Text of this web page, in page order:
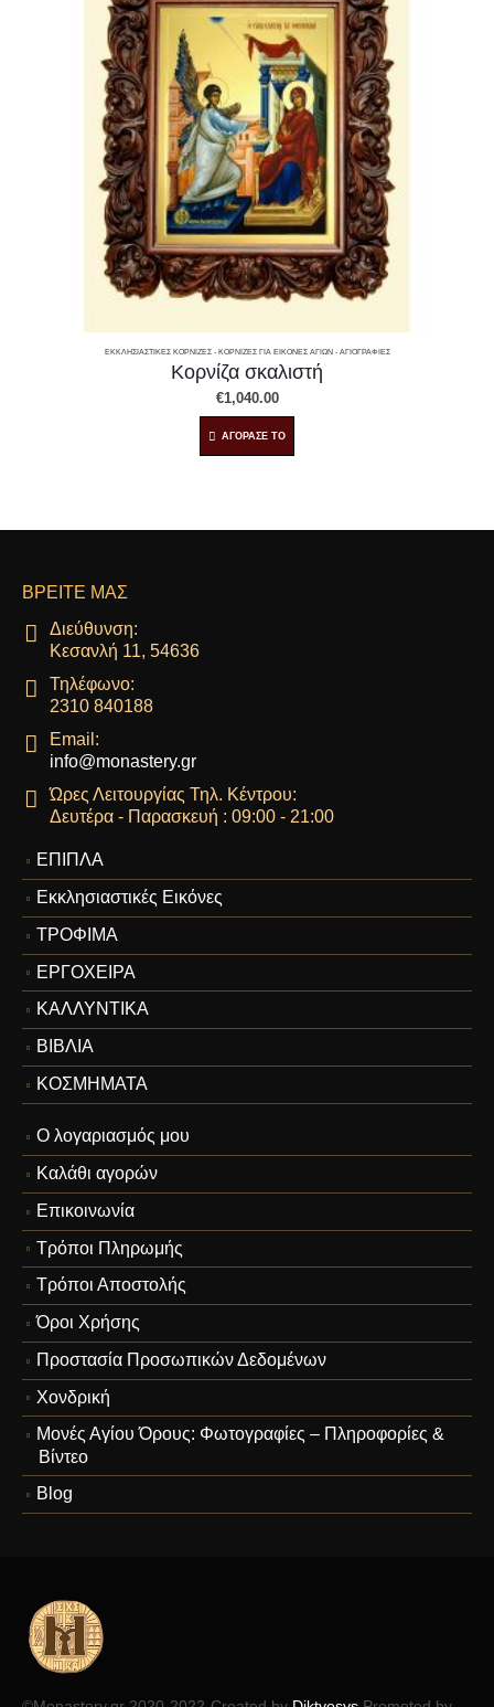
ΕΚΚΛΗΣΙΑΣΤΙΚΈΣ ΚΟΡΝΊΖΕΣ - ΚΟΡΝΊΖΕΣ ΓΙΑ ΕΙΚΌΝΕΣ ΑΓΊΩΝ - ΑΓΙΟΓΡΑΦΊΕΣ
Κορνίζα σκαλιστή
€1,040.00
ΑΓΟΡΑΣΕ ΤΟ
ΒΡΕΊΤΕ ΜΑΣ
Διεύθυνση:
Κεσανλή 11, 54636
Τηλέφωνο:
2310 840188
Email:
info@monastery.gr
Ώρες Λειτουργίας Τηλ. Κέντρου:
Δευτέρα - Παρασκευή : 09:00 - 21:00
ΕΠΙΠΛΑ
Εκκλησιαστικές Εικόνες
ΤΡΟΦΙΜΑ
ΕΡΓΟΧΕΙΡΑ
ΚΑΛΛΥΝΤΙΚΑ
ΒΙΒΛΙΑ
ΚΟΣΜΗΜΑΤΑ
Ο λογαριασμός μου
Καλάθι αγορών
Επικοινωνία
Τρόποι Πληρωμής
Τρόποι Αποστολής
Όροι Χρήσης
Προστασία Προσωπικών Δεδομένων
Χονδρική
Μονές Αγίου Όρους: Φωτογραφίες – Πληροφορίες &
Βίντεο
Blog